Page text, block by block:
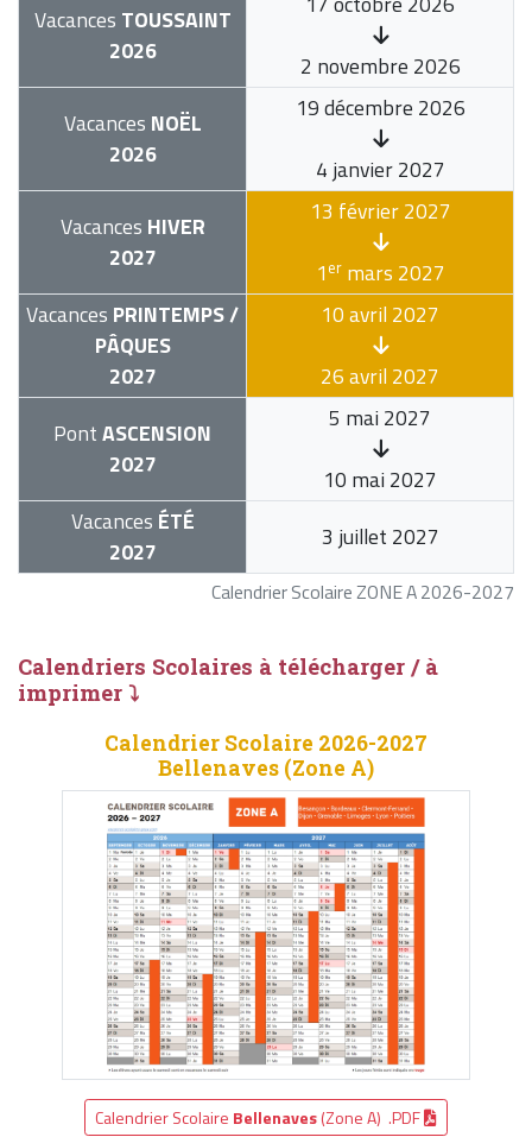
Calendrier Scolaire ZONE A 2026-2027
Vacances TOUSSAINT
2026
2 novembre 2026
Vacances NOËL
2026
19 décembre 2026
4 janvier 2027
Vacances HIVER
2027
13 février 2027
1ermars 2027
Vacances PRINTEMPS /
PÂQUES
2027
10 avril 2027
26 avril 2027
PontASCENSION
2027
5 mai 2027
10 mai 2027
Vacances ÉTÉ
2027
3 juillet 2027
Calendriers Scolaires à télécharger / à
imprimer ⤵
Calendrier Scolaire 2026-2027
Bellenaves (Zone A)
Calendrier Scolaire Bellenaves(Zone A) .PDF